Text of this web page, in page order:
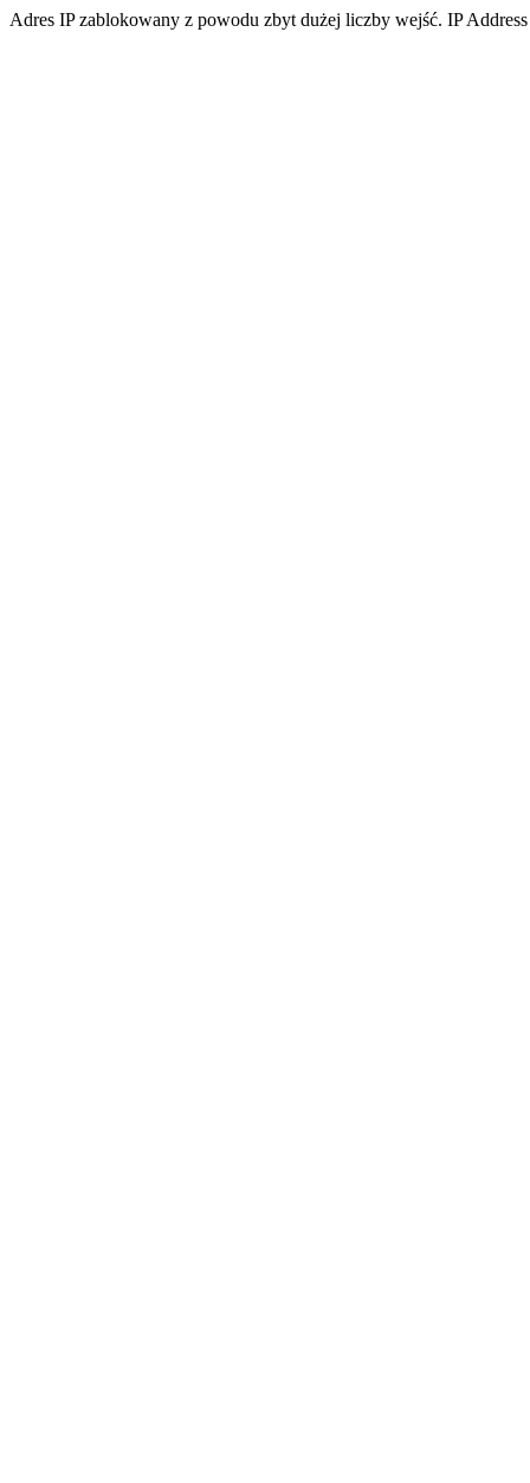
Adres IP zablokowany z powodu zbyt dużej liczby wejść. IP